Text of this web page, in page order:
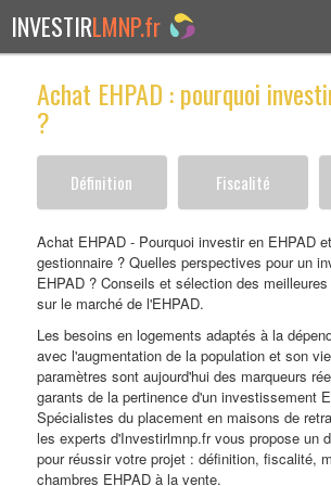
INVESTIRLMNP.fr
ACCUEIL
Investir en :
LMNP ANCIEN
RESIDENCE ETUDIANTE
EHPAD
RESIDENCE SENIOR
RESIDENCE AFFAIRE/TOURISME
ACTUALITES
FAQ
Achat EHPAD : pourquoi
?
Définition Fiscalité
Achat EHPAD - Pourquoi investir en EHPAD
gestionnaire ? Quelles perspectives pour un
EHPAD ? Conseils et sélection des
sur le marché de l'EHPAD.
Les besoins en logements adaptés à la
avec l'augmentation de la population et son
paramètres sont aujourd'hui des marqueurs
garants de la pertinence d'un investissement
Spécialistes du placement en maisons de
les experts d'Investirlmnp.fr vous propose un
pour réussir votre projet : définition, fiscalité,
chambres EHPAD à la vente.